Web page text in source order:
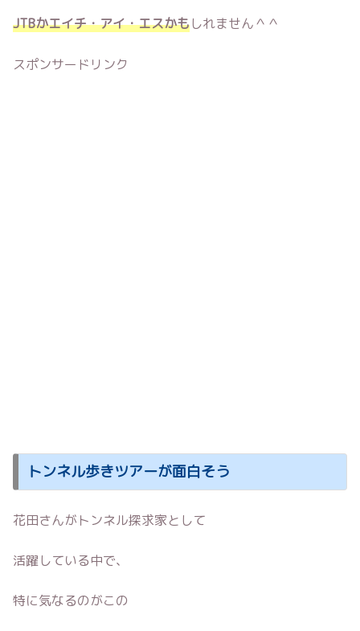
JTBかエイチ・アイ・エスかもしれません＾＾
スポンサードリンク
トンネル歩きツアーが面白そう
花田さんがトンネル探求家として
活躍している中で、
特に気なるのがこの